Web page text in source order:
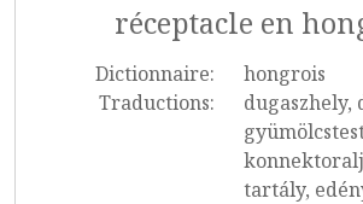
réceptacle en
Dictionnaire:
hongrois
Traductions:
dugaszhely,
tartály,